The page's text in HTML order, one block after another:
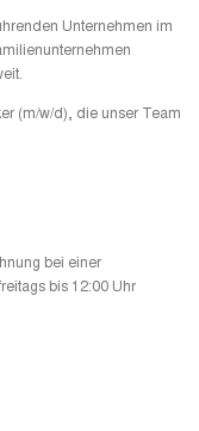
Unternehmen im
(m/w/d), die unser Team
bei einer
bis 12:00 Uhr